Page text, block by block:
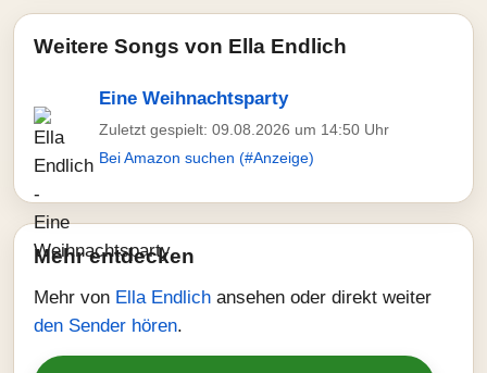
Weitere Songs von Ella Endlich
Eine Weihnachtsparty
Zuletzt gespielt: 09.08.2026 um 14:50 Uhr
Bei Amazon suchen (#Anzeige)
Mehr entdecken
Mehr von Ella Endlich ansehen oder direkt weiter
den Sender hören.